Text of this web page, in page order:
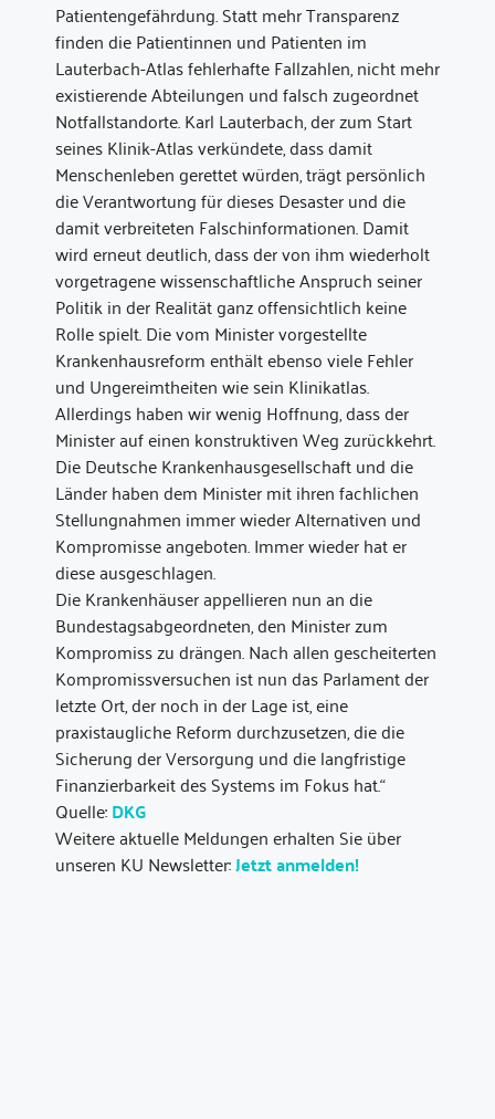
Patientengefährdung. Statt mehr Transparenz
finden die Patientinnen und Patienten im
Lauterbach-Atlas fehlerhafte Fallzahlen, nicht mehr
existierende Abteilungen und falsch zugeordnet
Notfallstandorte. Karl Lauterbach, der zum Start
seines Klinik-Atlas verkündete, dass damit
Menschenleben gerettet würden, trägt persönlich
die Verantwortung für dieses Desaster und die
damit verbreiteten Falschinformationen. Damit
wird erneut deutlich, dass der von ihm wiederholt
vorgetragene wissenschaftliche Anspruch seiner
Politik in der Realität ganz offensichtlich keine
Rolle spielt. Die vom Minister vorgestellte
Krankenhausreform enthält ebenso viele Fehler
und Ungereimtheiten wie sein Klinikatlas.
Allerdings haben wir wenig Hoffnung, dass der
Minister auf einen konstruktiven Weg zurückkehrt.
Die Deutsche Krankenhausgesellschaft und die
Länder haben dem Minister mit ihren fachlichen
Stellungnahmen immer wieder Alternativen und
Kompromisse angeboten. Immer wieder hat er
diese ausgeschlagen.
Die Krankenhäuser appellieren nun an die
Bundestagsabgeordneten, den Minister zum
Kompromiss zu drängen. Nach allen gescheiterten
Kompromissversuchen ist nun das Parlament der
letzte Ort, der noch in der Lage ist, eine
praxistaugliche Reform durchzusetzen, die die
Sicherung der Versorgung und die langfristige
Finanzierbarkeit des Systems im Fokus hat.“
Quelle:DKG
Weitere aktuelle Meldungen erhalten Sie über
unseren KU Newsletter:Jetzt anmelden!